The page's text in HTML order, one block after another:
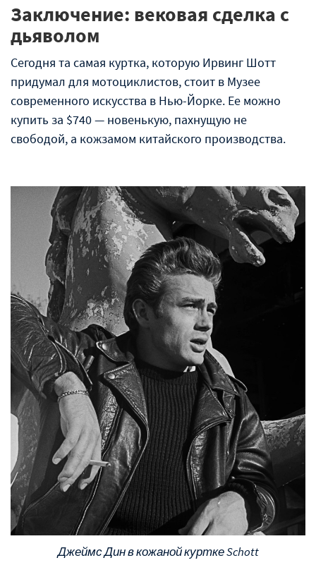
Заключение: вековая сделка с
дьяволом
Сегодня та самая куртка, которую Ирвинг Шотт
придумал для мотоциклистов, стоит в Музее
современного искусства в Нью-Йорке. Ее можно
купить за $740 — новенькую, пахнущую не
свободой, а кожзамом китайского производства.
Джеймс Дин в кожаной куртке Schott